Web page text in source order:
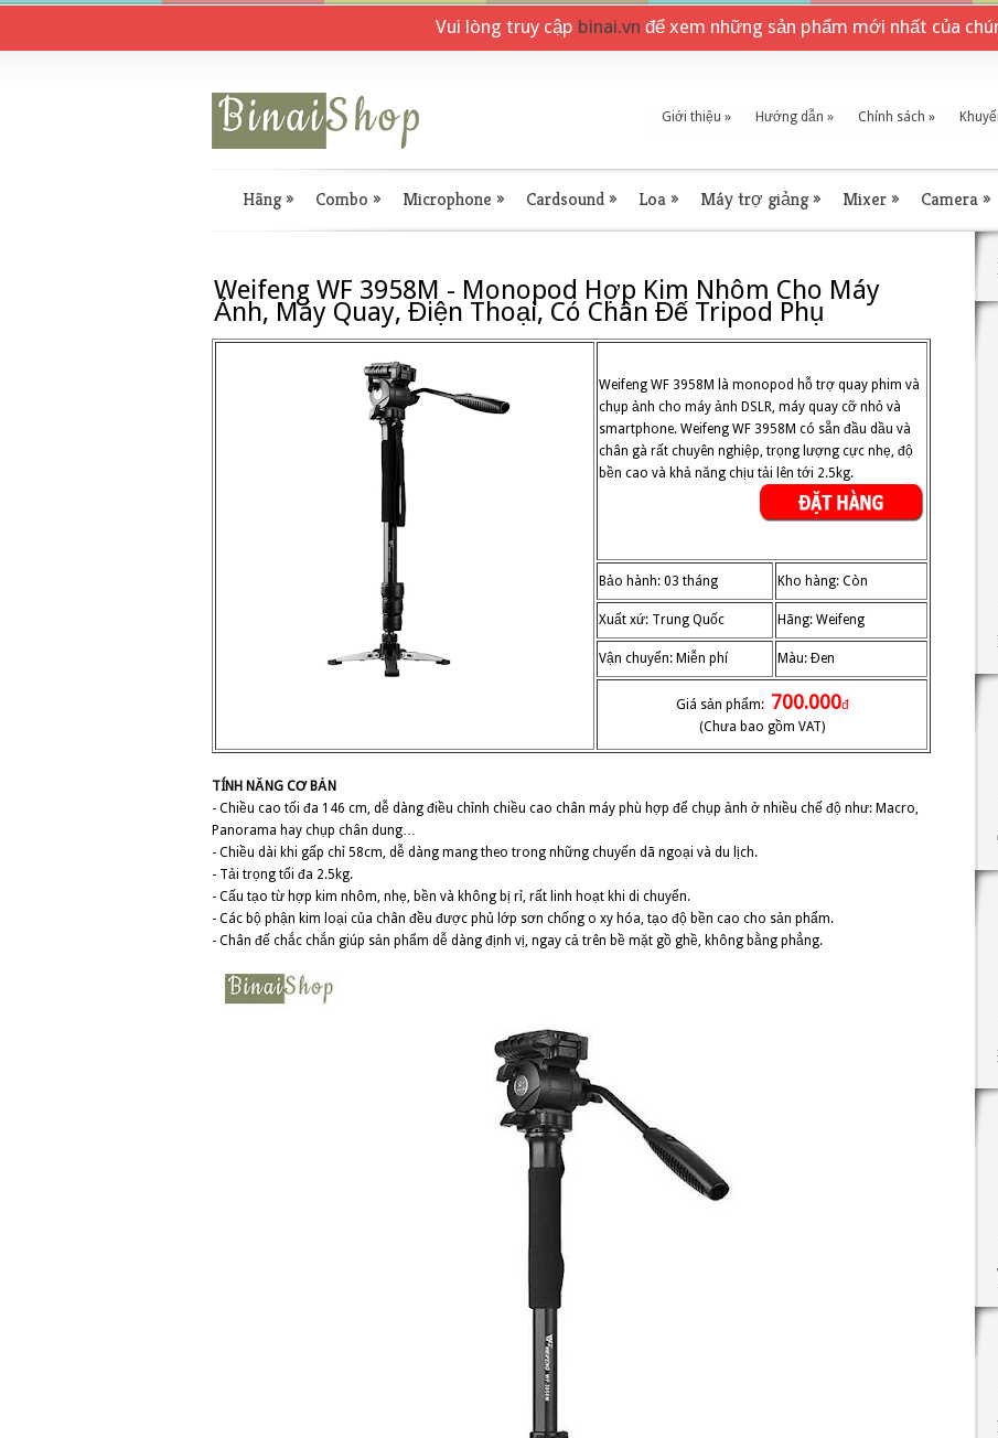
Vui lòng truy cập binai.vn để xem những sản phẩm mới nhất của
Giới thiệu » Hướng dẫn » Chính sách »
Hãng» Combo » Microphone » Cardsound» Loa» Máy trợ giảng» Mixer» Camera»
Weifeng WF 3958M - Monopod Hợp Kim Nhôm Cho Máy
Ảnh, Máy Quay, Điện Thoại, Có Chân Đế Tripod Phụ
Weifeng WF 3958M là monopod hỗ trợ quay phim và
chụp ảnh cho máy ảnh DSLR, máy quay cỡ nhỏ và
smartphone. Weifeng WF 3958M có sẵn đầu dầu và
chân gà rất chuyên nghiệp, trọng lượng cực nhẹ, độ
bền cao và khả năng chịu tải lên tới 2.5kg.
Bảo hành: 03 tháng Kho hàng: Còn
Xuất xứ: Trung Quốc Hãng: Weifeng
Vận chuyển: Miễn phí Màu: Đen
Giá sản phẩm: 700.000đ
(Chưa bao gồm VAT)
TÍNH NĂNG CƠ BẢN
- Chiều cao tối đa 146 cm, dễ dàng điều chỉnh chiều cao chân máy phù hợp để chụp ảnh ở nhiều chế độ như: Macro,
Panorama hay chụp chân dung…
- Chiều dài khi gấp chỉ 58cm, dễ dàng mang theo trong những chuyến dã ngoại và du lịch.
- Tải trọng tối đa 2.5kg.
- Cấu tạo từ hợp kim nhôm, nhẹ, bền và không bị rỉ, rất linh hoạt khi di chuyển.
- Các bộ phận kim loại của chân đều được phủ lớp sơn chống o xy hóa, tạo độ bền cao cho sản phẩm.
- Chân đế chắc chắn giúp sản phẩm dễ dàng định vị, ngay cả trên bề mặt gồ ghề, không bằng phẳng.